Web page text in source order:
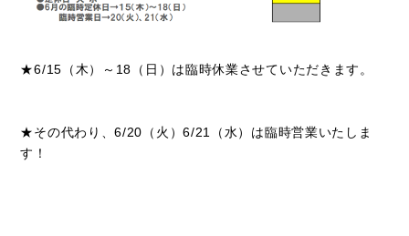
★6/15（木）～18（日）は臨時休業させていただきます。
★その代わり、6/20（火）6/21（水）は臨時営業いたしま
す！